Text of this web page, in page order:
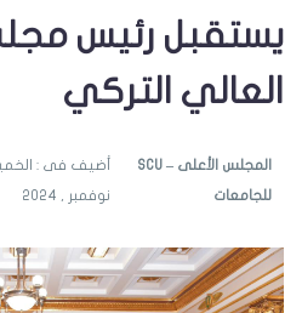
يستقبل رئيس
العالي التركي
SCU – المجلس الأعلى
للجامعات نوفمبر , 2024